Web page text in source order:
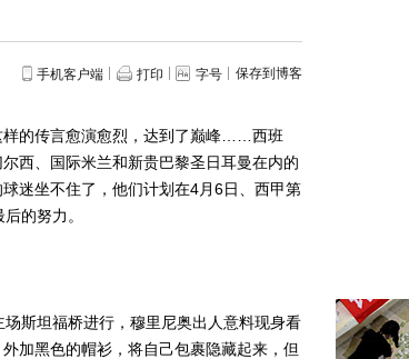
手机客户端 打印 字号 保存到博客
的传言愈演愈烈，达到了巅峰……西班
西、国际米兰和新贵巴黎圣日耳曼在内的
迷坐不住了，他们计划在4月6日、西甲第
的努力。
斯坦福桥进行，穆里尼奥出人意料现身看
加黑色的帽衫，将自己包裹隐藏起来，但